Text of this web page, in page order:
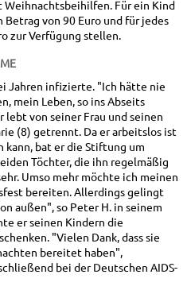
Für ein Kind
von 90 Euro und für jedes
zur Verfügung stellen.
Jahren infizierte. "Ich hätte nie
mein Leben, so ins Abseits
von seiner Frau und seinen
(8) getrennt. Da er arbeitslos ist
kann, bat er die Stiftung um
Töchter, die ihn regelmäßig
Umso mehr möchte ich meinen
bereiten. Allerdings gelingt
außen", so Peter H. in seinem
er seinen Kindern die
"Vielen Dank, dass sie
bereitet haben",
bei der Deutschen AIDS-